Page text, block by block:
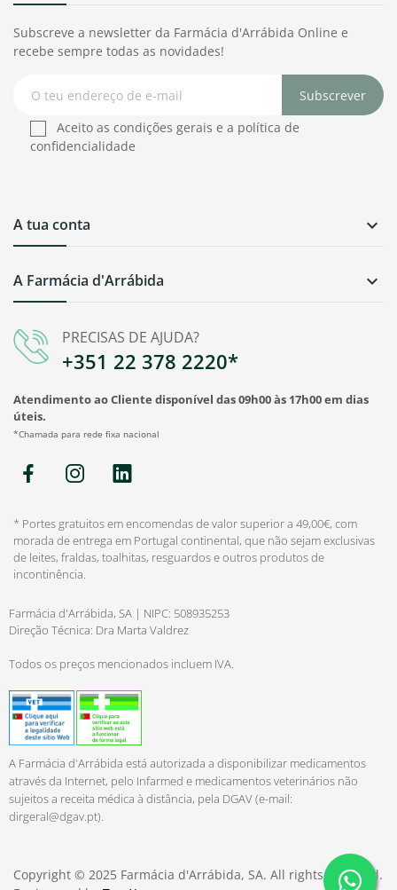
PRECISAS DE AJUDA?
+351 22 378 2220*
Atendimento ao Cliente disponível das 09h00 às 17h00 em dias
úteis.
*Chamada para rede fixa nacional
A Farmácia d'Arrábida 
A tua conta 
Subscreve a newsletter da Farmácia d'Arrábida Online e
recebe sempre todas as novidades!
Subscrever
Aceito as condições gerais e a política de
confidencialidade
* Portes gratuitos em encomendas de valor superior a 49,00€, com
morada de entrega em Portugal continental, que não sejam exclusivas
de leites, fraldas, toalhitas, resguardos e outros produtos de
incontinência.
Farmácia d'Arrábida, SA | NIPC: 508935253
Direção Técnica: Dra Marta Valdrez
Todos os preços mencionados incluem IVA.
A Farmácia d'Arrábida está autorizada a disponibilizar medicamentos
através da Internet, pelo Infarmed e medicamentos veterinários não
sujeitos a receita médica à distância, pela DGAV (e-mail:
dirgeral@dgav.pt).
Copyright © 2025 Farmácia d'Arrábida, SA. All rights reserved.